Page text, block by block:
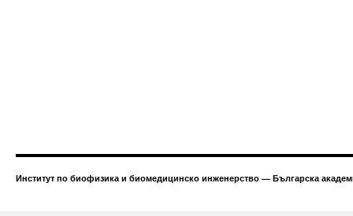
Институт по биофизика и биомедицинско инженерство — Българска